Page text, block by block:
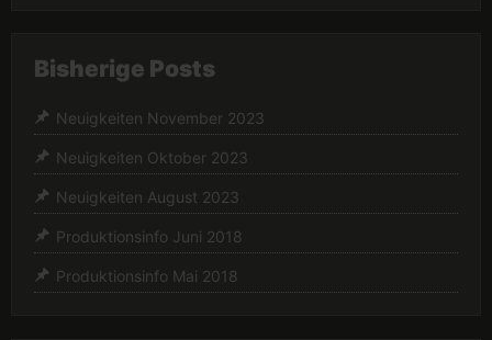
Bisherige Posts
Neuigkeiten November 2023
Neuigkeiten Oktober 2023
Neuigkeiten August 2023
Produktionsinfo Juni 2018
Produktionsinfo Mai 2018